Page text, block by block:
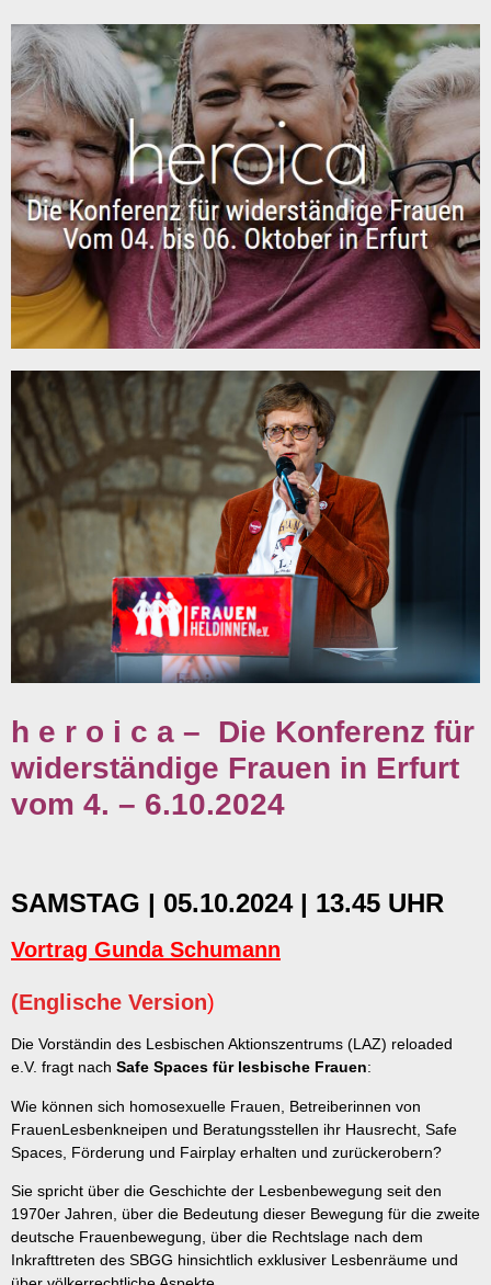
h e r o i c a – Die Konferenz für
widerständige Frauen in Erfurt
vom 4. – 6.10.2024
SAMSTAG | 05.10.2024 | 13.45 UHR
Vortrag Gunda Schumann
(Englische Version)
Die Vorständin des Lesbischen Aktionszentrums (LAZ) reloaded
e.V. fragt nach Safe Spaces für lesbische Frauen:
Wie können sich homosexuelle Frauen, Betreiberinnen von
FrauenLesbenkneipen und Beratungsstellen ihr Hausrecht, Safe
Spaces, Förderung und Fairplay erhalten und zurückerobern?
Sie spricht über die Geschichte der Lesbenbewegung seit den
1970er Jahren, über die Bedeutung dieser Bewegung für die zweite
deutsche Frauenbewegung, über die Rechtslage nach dem
Inkrafttreten des SBGG hinsichtlich exklusiver Lesbenräume und